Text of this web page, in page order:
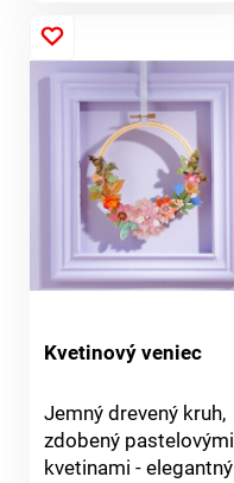
Kvetinový veniec
Jemný drevený kruh,
zdobený pastelovými
kvetinami - elegantný